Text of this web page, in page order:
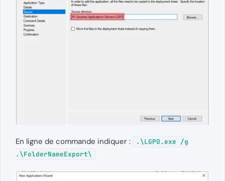
En ligne de commande indiquer :
.\LGPO.exe /g
.\FolderNameExport\